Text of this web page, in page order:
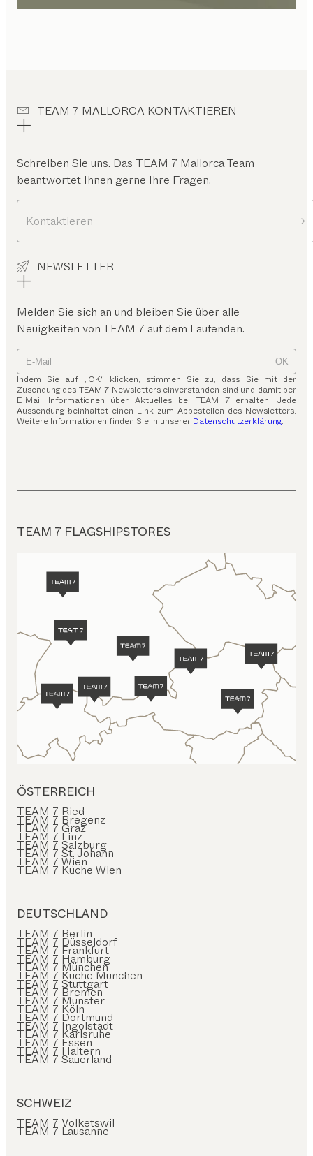
TEAM 7 MALLORCA KONTAKTIEREN
Schreiben Sie uns. Das TEAM 7 MallorcaTeam
beantwortet Ihnen gerne Ihre Fragen.
Kontaktieren
NEWSLETTER
Melden Sie sich an und bleiben Sie über alle
Neuigkeiten von TEAM 7 auf dem Laufenden.
OK
Indem Sie auf „OK“ klicken, stimmen Sie zu, dass Sie mit der
Zusendung des TEAM 7 Newsletters einverstanden sind und damit per
E-Mail Informationen über Aktuelles bei TEAM 7 erhalten. Jede
Aussendung beinhaltet einen Link zum Abbestellen des Newsletters.
Weitere Informationen finden Sie in unserer Datenschutzerklärung.
TEAM 7 FLAGSHIPSTORES
ÖSTERREICH
TEAM 7 Ried
TEAM 7 Bregenz
TEAM 7 Graz
TEAM 7 Linz
TEAM 7 Salzburg
TEAM 7 St. Johann
TEAM 7 Wien
TEAM 7 Küche Wien
DEUTSCHLAND
TEAM 7 Berlin
TEAM 7 Düsseldorf
TEAM 7 Frankfurt
TEAM 7 Hamburg
TEAM 7 München
TEAM 7 Küche München
TEAM 7 Stuttgart
TEAM 7 Bremen
TEAM 7 Münster
TEAM 7 Köln
TEAM 7 Dortmund
TEAM 7 Ingolstadt
TEAM 7 Karlsruhe
TEAM 7 Essen
TEAM 7 Haltern
TEAM 7 Sauerland
SCHWEIZ
TEAM 7 Volketswil
TEAM 7 Lausanne